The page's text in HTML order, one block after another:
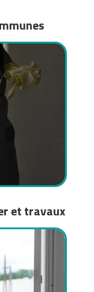
et travaux